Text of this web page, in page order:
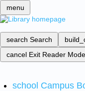
menu
search Search
cancel Exit Reader Mode
school Campus